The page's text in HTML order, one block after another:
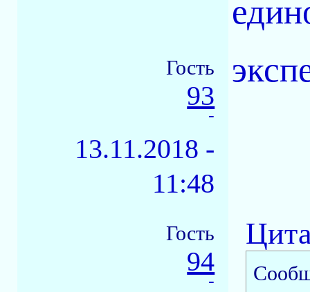
Гость
93
-
13.11.2018 -
11:48
Гость
94
-